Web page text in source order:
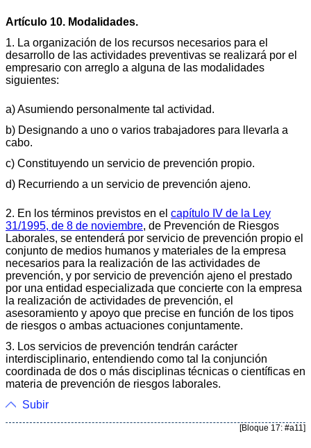
Artículo 10. Modalidades.
1. La organización de los recursos necesarios para el
desarrollo de las actividades preventivas se realizará por el
empresario con arreglo a alguna de las modalidades
siguientes:
a) Asumiendo personalmente tal actividad.
b) Designando a uno o varios trabajadores para llevarla a
cabo.
c) Constituyendo un servicio de prevención propio.
d) Recurriendo a un servicio de prevención ajeno.
2. En los términos previstos en el capítulo IV de la Ley
31/1995, de 8 de noviembre, de Prevención de Riesgos
Laborales, se entenderá por servicio de prevención propio el
conjunto de medios humanos y materiales de la empresa
necesarios para la realización de las actividades de
prevención, y por servicio de prevención ajeno el prestado
por una entidad especializada que concierte con la empresa
la realización de actividades de prevención, el
asesoramiento y apoyo que precise en función de los tipos
de riesgos o ambas actuaciones conjuntamente.
3. Los servicios de prevención tendrán carácter
interdisciplinario, entendiendo como tal la conjunción
coordinada de dos o más disciplinas técnicas o científicas en
materia de prevención de riesgos laborales.
Subir
[Bloque 17: #a11]